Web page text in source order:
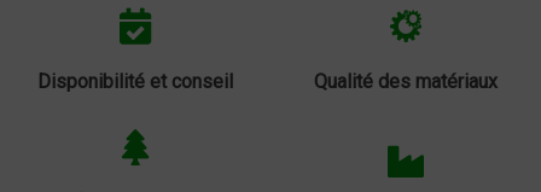
Disponibilité et conseil Qualité des matériaux